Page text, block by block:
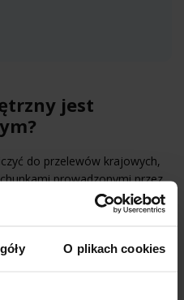
O plikach cookies
jest
do przelewów krajowych,
prowadzonymi przez
kraju. W tym przypadku
konto nadawcy, jak i